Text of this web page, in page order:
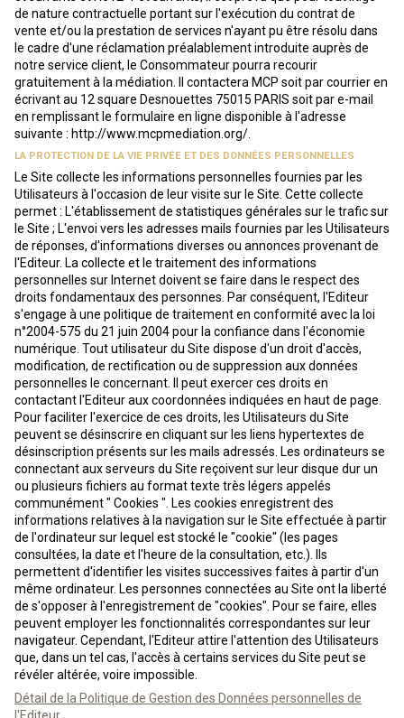
de nature contractuelle portant sur l'exécution du contrat de
vente et/ou la prestation de services n'ayant pu être résolu dans
le cadre d'une réclamation préalablement introduite auprès de
notre service client, le Consommateur pourra recourir
gratuitement à la médiation. Il contactera MCP soit par courrier en
écrivant au 12 square Desnouettes 75015 PARIS soit par e-mail
en remplissant le formulaire en ligne disponible à l'adresse
suivante : http://www.mcpmediation.org/.
LA PROTECTION DE LA VIE PRIVÉE ET DES DONNÉES PERSONNELLES
Le Site collecte les informations personnelles fournies par les
Utilisateurs à l'occasion de leur visite sur le Site. Cette collecte
permet : L'établissement de statistiques générales sur le trafic sur
le Site ; L'envoi vers les adresses mails fournies par les Utilisateurs
de réponses, d'informations diverses ou annonces provenant de
l'Editeur. La collecte et le traitement des informations
personnelles sur Internet doivent se faire dans le respect des
droits fondamentaux des personnes. Par conséquent, l'Editeur
s'engage à une politique de traitement en conformité avec la loi
n°2004-575 du 21 juin 2004 pour la confiance dans l'économie
numérique. Tout utilisateur du Site dispose d'un droit d'accès,
modification, de rectification ou de suppression aux données
personnelles le concernant. Il peut exercer ces droits en
contactant l'Editeur aux coordonnées indiquées en haut de page.
Pour faciliter l'exercice de ces droits, les Utilisateurs du Site
peuvent se désinscrire en cliquant sur les liens hypertextes de
désinscription présents sur les mails adressés. Les ordinateurs se
connectant aux serveurs du Site reçoivent sur leur disque dur un
ou plusieurs fichiers au format texte très légers appelés
communément " Cookies ". Les cookies enregistrent des
informations relatives à la navigation sur le Site effectuée à partir
de l'ordinateur sur lequel est stocké le "cookie" (les pages
consultées, la date et l'heure de la consultation, etc.). Ils
permettent d'identifier les visites successives faites à partir d'un
même ordinateur. Les personnes connectées au Site ont la liberté
de s'opposer à l'enregistrement de "cookies". Pour se faire, elles
peuvent employer les fonctionnalités correspondantes sur leur
navigateur. Cependant, l'Editeur attire l'attention des Utilisateurs
que, dans un tel cas, l'accès à certains services du Site peut se
révéler altérée, voire impossible.
Détail de la Politique de Gestion des Données personnelles de